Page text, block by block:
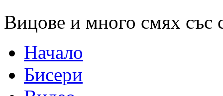
Вицове и много смях със
Начало
Бисери